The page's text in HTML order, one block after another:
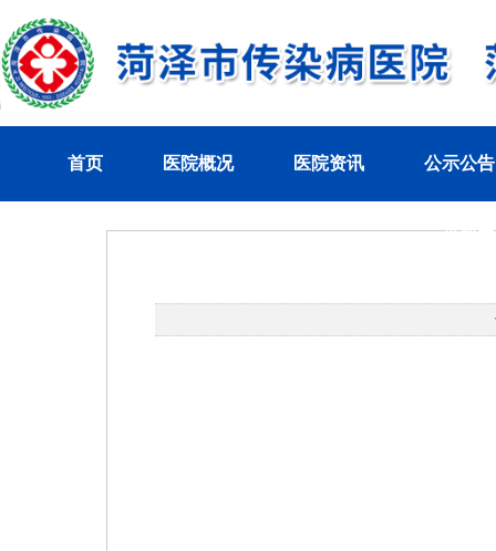
首页 医院概况 医院资讯 公示公告